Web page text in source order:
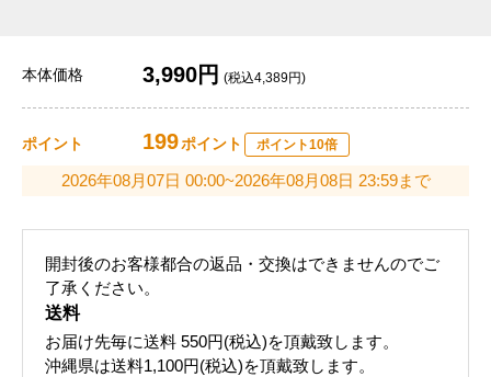
本体価格 3,990円 (税込4,389円)
ポイント 199ポイント ポイント10倍
2026年08月07日 00:00~2026年08月08日 23:59まで
開封後のお客様都合の返品・交換はできませんのでご
了承ください。
送料
お届け先毎に送料 550円(税込)を頂戴致します。
沖縄県は送料1,100円(税込)を頂戴致します。